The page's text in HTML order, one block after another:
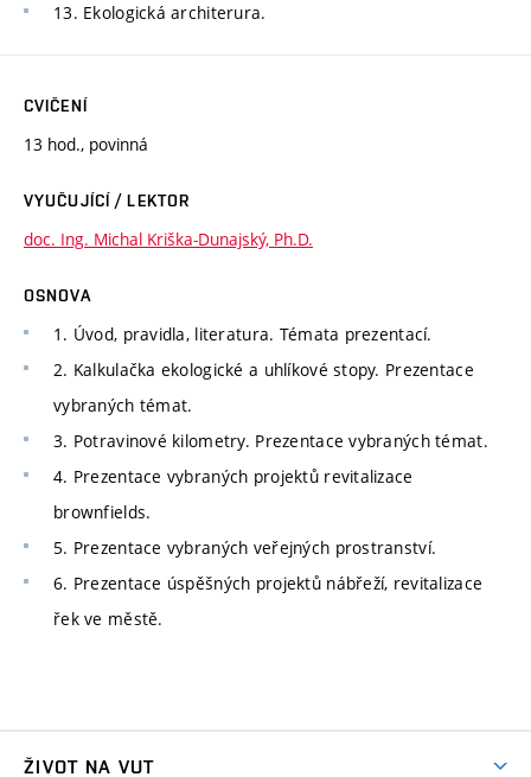
13. Ekologická architerura.
CVIČENÍ
13 hod., povinná
VYUČUJÍCÍ / LEKTOR
doc. Ing. Michal Kriška-Dunajský, Ph.D.
OSNOVA
1. Úvod, pravidla, literatura. Témata prezentací.
2. Kalkulačka ekologické a uhlíkové stopy. Prezentace
vybraných témat.
3. Potravinové kilometry. Prezentace vybraných témat.
4. Prezentace vybraných projektů revitalizace
brownfields.
5. Prezentace vybraných veřejných prostranství.
6. Prezentace úspěšných projektů nábřeží, revitalizace
řek ve městě.
ŽIVOT NA VUT